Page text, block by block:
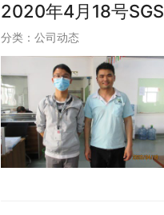
2020年4月18号
分类： 公司动态